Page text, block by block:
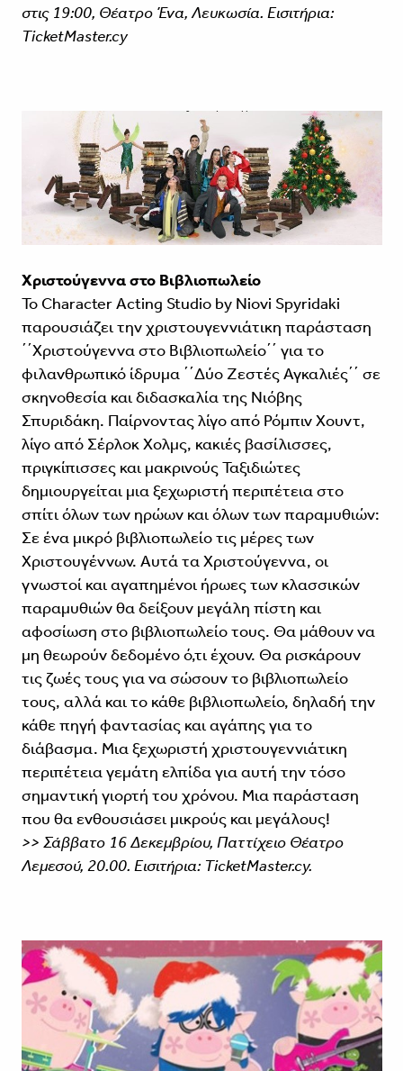
στις 19:00, Θέατρο Ένα, Λευκωσία. Εισιτήρια:
TicketMaster.cy
Χριστούγεννα στο Βιβλιοπωλείο
Το Character Acting Studio by Niovi Spyridaki
παρουσιάζει την χριστουγεννιάτικη παράσταση
΄΄Χριστούγεννα στο Βιβλιοπωλείο΄΄ για το
φιλανθρωπικό ίδρυμα ΄΄Δύο Ζεστές Αγκαλιές΄΄ σε
σκηνοθεσία και διδασκαλία της Νιόβης
Σπυριδάκη. Παίρνοντας λίγο από Ρόμπιν Χουντ,
λίγο από Σέρλοκ Χολμς, κακιές βασίλισσες,
πριγκίπισσες και μακρινούς Ταξιδιώτες
δημιουργείται μια ξεχωριστή περιπέτεια στο
σπίτι όλων των ηρώων και όλων των παραμυθιών:
Σε ένα μικρό βιβλιοπωλείο τις μέρες των
Χριστουγέννων. Αυτά τα Χριστούγεννα, οι
γνωστοί και αγαπημένοι ήρωες των κλασσικών
παραμυθιών θα δείξουν μεγάλη πίστη και
αφοσίωση στο βιβλιοπωλείο τους. Θα μάθουν να
μη θεωρούν δεδομένο ό,τι έχουν. Θα ρισκάρουν
τις ζωές τους για να σώσουν το βιβλιοπωλείο
τους, αλλά και το κάθε βιβλιοπωλείο, δηλαδή την
κάθε πηγή φαντασίας και αγάπης για το
διάβασμα. Μια ξεχωριστή χριστουγεννιάτικη
περιπέτεια γεμάτη ελπίδα για αυτή την τόσο
σημαντική γιορτή του χρόνου. Μια παράσταση
που θα ενθουσιάσει μικρούς και μεγάλους!
>> Σάββατο 16 Δεκεμβρίου, Παττίχειο Θέατρο
Λεμεσού, 20.00. Εισιτήρια: TicketMaster.cy.